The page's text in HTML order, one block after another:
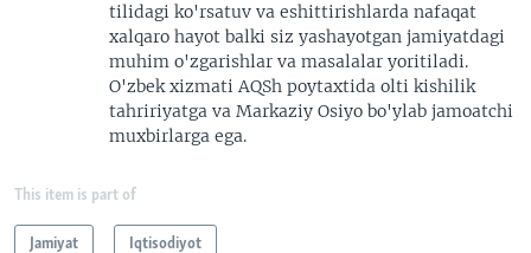
tilidagi ko'rsatuv va eshittirishlarda nafaqat
xalqaro hayot balki siz yashayotgan jamiyatdagi
muhim o'zgarishlar va masalalar yoritiladi.
O'zbek xizmati AQSh poytaxtida olti kishilik
tahririyatga va Markaziy Osiyo bo'ylab jamoatchi
muxbirlarga ega.
This item is part of
Jamiyat Iqtisodiyot